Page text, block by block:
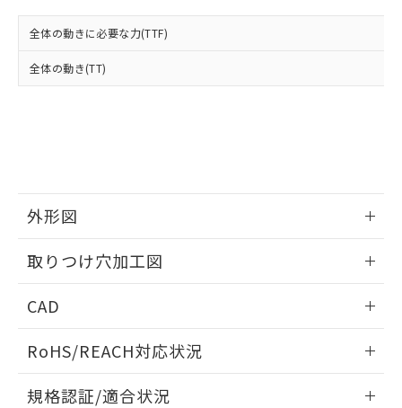
全体の動きに必要な力(TTF)
全体の動き(TT)
外形図
取りつけ穴加工図
CAD
ドすることができます。
RoHS/REACH対応状況
規格認証/適合状況
ものではありません。
また、RoHS指令のフタル酸エステル類４
荷製品に未対応品が混在することから備考